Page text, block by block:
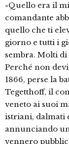
«Quello era il
comandante
quello che ti
giorno e tutti i
sembra. Molti
Perché non
1866, perse la
Tegetthoff, il
veneto ai suoi
istriani, dalmati
annunciando
vennero